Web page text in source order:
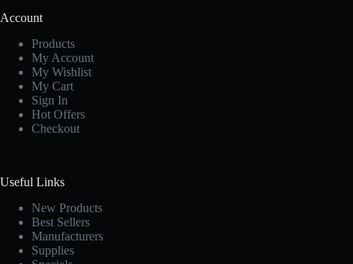
Account
Products
My Account
My Wishlist
My Cart
Sign In
Hot Offers
Checkout
Useful Links
New Products
Best Sellers
Manufacturers
Supplies